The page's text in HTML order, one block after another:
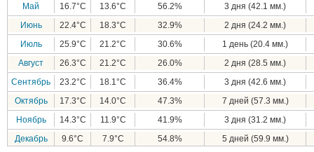
Май
16.7°C 13.6°C 56.2%
3 дня (42.1 мм.)
Июнь
22.4°C 18.3°C 32.9%
2 дня (24.2 мм.)
Июль
25.9°C 21.2°C 30.6%
1 день (20.4 мм.)
Август
26.3°C 21.2°C 26.0%
2 дня (28.5 мм.)
Сентябрь
23.2°C 18.1°C 36.4%
3 дня (42.6 мм.)
Октябрь
17.3°C 14.0°C 47.3%
7 дней (57.3 мм.)
Ноябрь
14.3°C 11.9°C 41.9%
3 дня (31.2 мм.)
Декабрь
9.6°C 7.9°C 54.8% 5 дней (59.9 мм.)